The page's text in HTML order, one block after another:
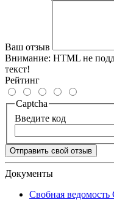
Ваш отзыв
Внимание: HTML не
текст!
Рейтинг
Captcha
Введите код
Отправить свой отзыв
Документы
Свобная